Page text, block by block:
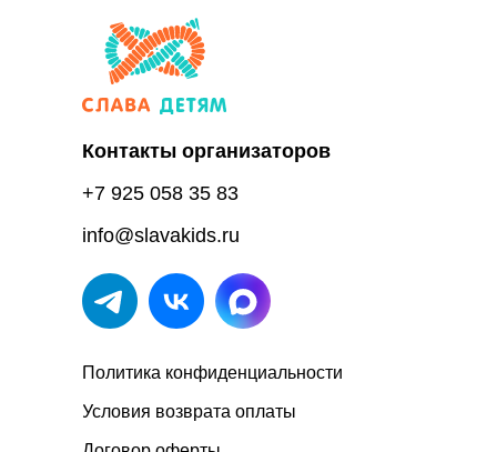
Репортаж ко дню отца на России 24
с участием СлаваДетям
info@slavakids.ru
Контакты организаторов
+7 925 058 35 83
Политика конфиденциальности
Условия возврата оплаты